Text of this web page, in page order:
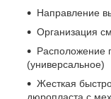
Направление
Организация
Расположение
(универсальное)
Жесткая
дюропласта с